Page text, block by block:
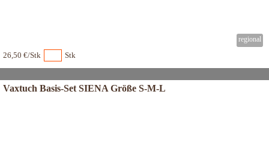
26,50 €/Stk Stk
Vaxtuch Basis-Set SIENA Größe S-M-L